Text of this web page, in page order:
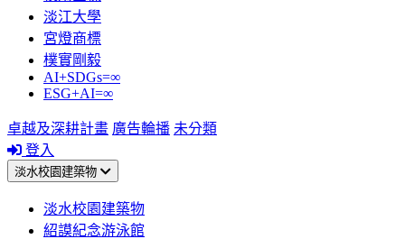
淡江大學
宮燈商標
樸實剛毅
AI+SDGs=∞
ESG+AI=∞
卓越及深耕計畫 廣告輪播 未分類
登入
淡水校園建築物
淡水校園建築物
紹謨紀念游泳館